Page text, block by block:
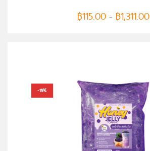
฿115.00 – ฿1,311.00
-15%